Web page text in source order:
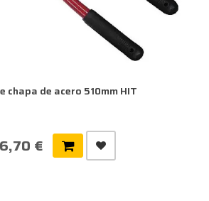
chapa de acero 510mm HIT
€